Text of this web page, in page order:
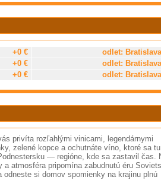
+0 €
odlet: Bratislava
+0 €
odlet: Bratislava
+0 € odlet: Bratislava
privíta rozľahlými vinicami, legendárnymi
zelené kopce a ochutnáte víno, ktoré sa tu
— regióne, kde sa zastavil čas.
atmosféra pripomína zabudnutú éru
si domov spomienky na krajinu plnú